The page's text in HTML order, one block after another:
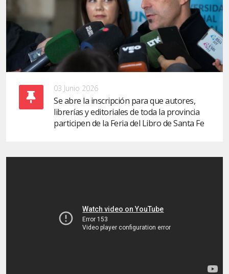
03 Junio 2026
Se abre la inscripción para que autores,
librerías y editoriales de toda la provincia
participen de la Feria del Libro de Santa Fe